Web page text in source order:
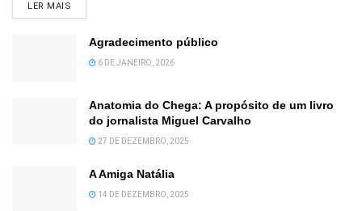
LER MAIS
Agradecimento público
6 DE JANEIRO, 2026
Anatomia do Chega: A propósito de um livro
do jornalista Miguel Carvalho
27 DE DEZEMBRO, 2025
A Amiga Natália
14 DE DEZEMBRO, 2025